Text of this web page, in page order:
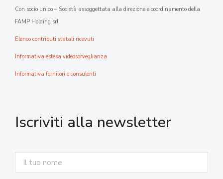
Con socio unico – Società assoggettata alla direzione e coordinamento della
FAMP Holding srl
Elenco contributi statali ricevuti
Informativa estesa videosorveglianza
Informativa fornitori e consulenti
Iscriviti alla newsletter